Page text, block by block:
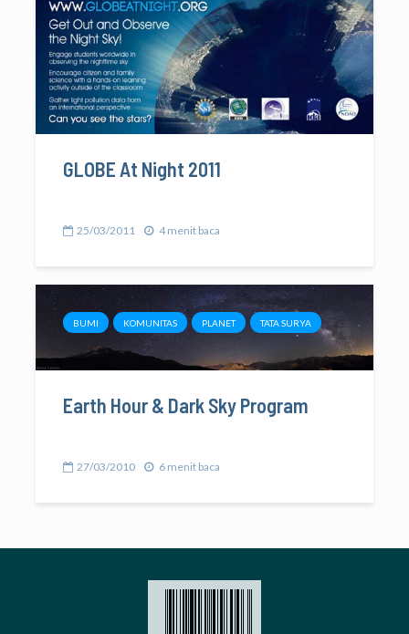
GLOBE At Night 2011
25/03/2011 4 menit baca
BUMI KOMUNITAS PLANET TATA SURYA
Earth Hour & Dark Sky Program
27/03/2010 6 menit baca